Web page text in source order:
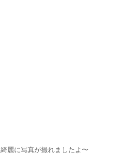
綺麗に写真が撮れましたよ〜